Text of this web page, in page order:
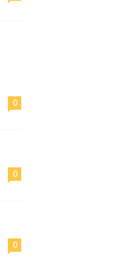
0
0
0